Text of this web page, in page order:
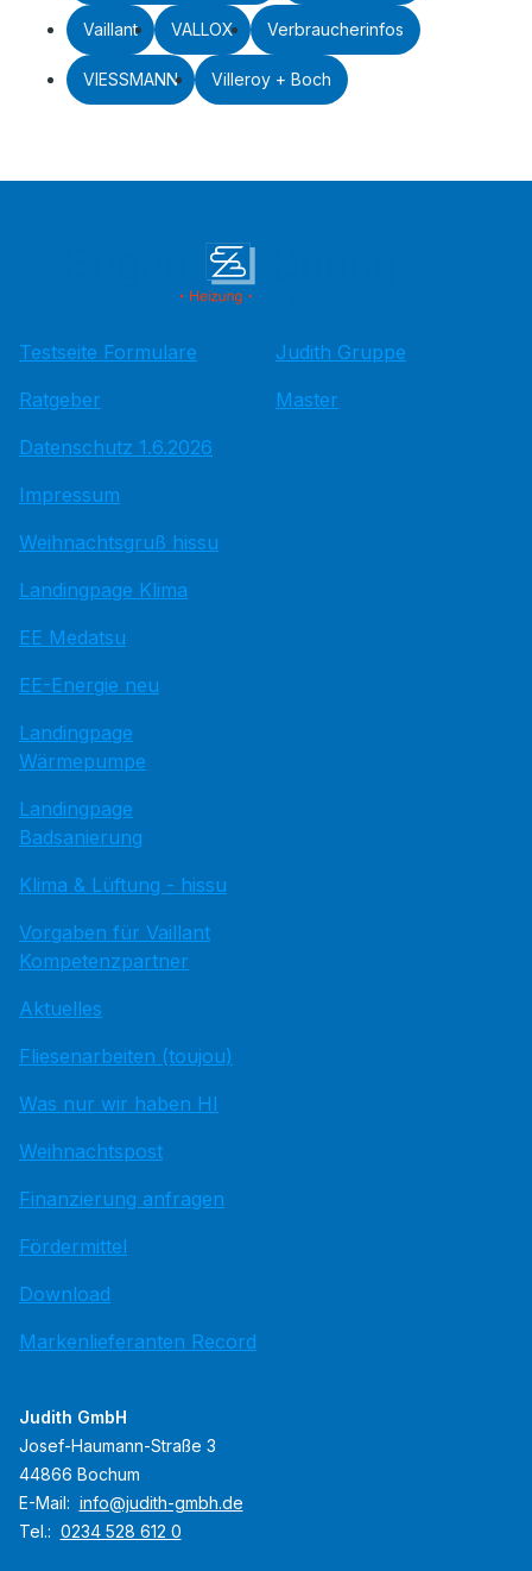
Vaillant VALLOX Verbraucherinfos
VIESSMANN Villeroy + Boch
Testseite Formulare
Ratgeber
Datenschutz 1.6.2026
Impressum
Weihnachtsgruß hissu
Landingpage Klima
EE Medatsu
EE-Energie neu
Landingpage
Wärmepumpe
Landingpage
Badsanierung
Klima & Lüftung - hissu
Vorgaben für Vaillant
Kompetenzpartner
Aktuelles
Fliesenarbeiten (toujou)
Was nur wir haben HI
Weihnachtspost
Finanzierung anfragen
Fördermittel
Download
Markenlieferanten Record
Judith Gruppe
Master
Judith GmbH
Josef-Haumann-Straße 3
44866 Bochum
E-Mail: info@judith-gmbh.de
Tel.: 0234 528 612 0